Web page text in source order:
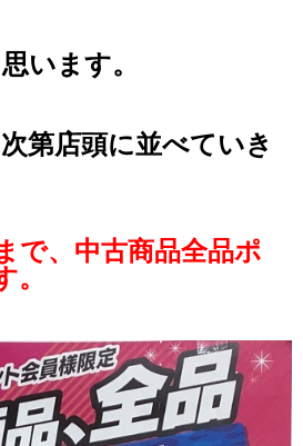
います。
第店頭に並べていき
で、中古商品全品ポ